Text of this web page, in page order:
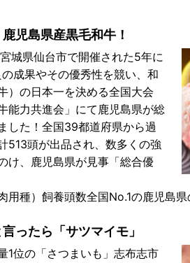
児島県産黒毛和牛！
城県仙台市で開催された5年に
の成果やその優秀性を競い、和
）の日本一を決める全国大会
能力共進会」にて鹿児島県が総
した！全国39都道府県から過
513頭が出品され、数多くの強
け、鹿児島県が見事「総合優
用種）飼養頭数全国No.1の鹿児島
ったら「サツマイモ」
1位の「さつまいも」志布志市